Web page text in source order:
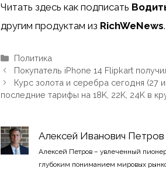
Читать здесь как подписать
другим продуктам из RichWeNews.
Рубрики
Политика
Покупатель iPhone 14 Flipkart
Курс золота и серебра сегодня (27
последние тарифы на 18K, 22K, 24K в
Алексей Иванович Петров
Алексей Петров – увлеченный
глубоким пониманием мировых